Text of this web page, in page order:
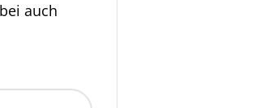
auch